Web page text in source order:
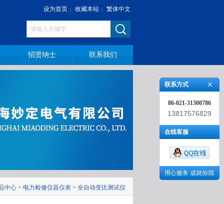
设为首页 | 收藏本站 | 繁体中文
招贤纳士 联系我们
中心 > 电力检修仪器仪表 > 全自动变比测试仪
联系方式
86-021-31300786
13817576829
在线客服
用心服务 成就你我